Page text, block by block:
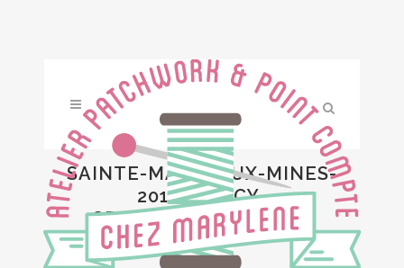
SAINTE-MARIE-AUX-MINES-
2016-NANCY-
CROW_DSC_0277_1024-
COPIE